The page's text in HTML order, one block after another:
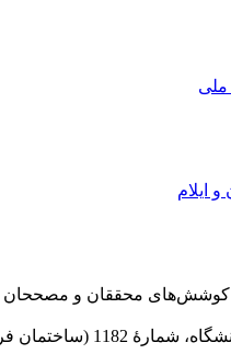
ملی
ایلام
در سال 1372 ش به قصد حمایت از
طبقۀ دوم